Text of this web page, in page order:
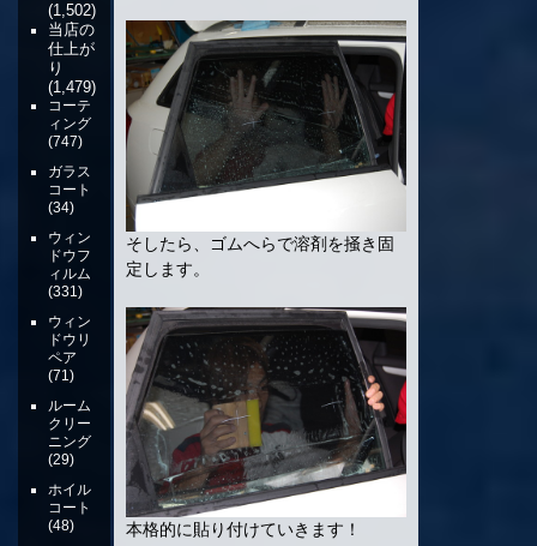
そしたら、ゴムへらで溶剤を掻き固
定します。
本格的に貼り付けていきます！
(1,502)
当店の
仕上が
り
(1,479)
コーテ
ィング
(747)
ガラス
コート
(34)
ウィン
ドウフ
ィルム
(331)
ウィン
ドウリ
ペア
(71)
ルーム
クリー
ニング
(29)
ホイル
コート
(48)